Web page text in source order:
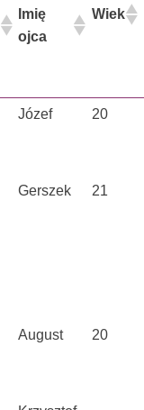
Imię
ojca
Wiek
Józef 20
Gerszek 21
August 20